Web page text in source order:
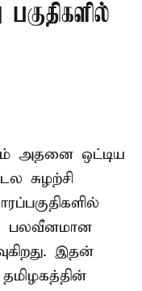
அதனை ஒட்டிய
சுழற்சி
பலவீனமான
இதன்